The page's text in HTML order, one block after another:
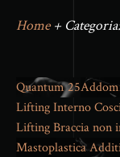
Home+
Quantum 25
Lifting Interno
Lifting Braccia non
Mastoplastica